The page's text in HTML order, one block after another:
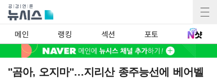
메인 랭킹 섹션 포토
"곰아, 오지마"…지리산 종주능선에 베어벨